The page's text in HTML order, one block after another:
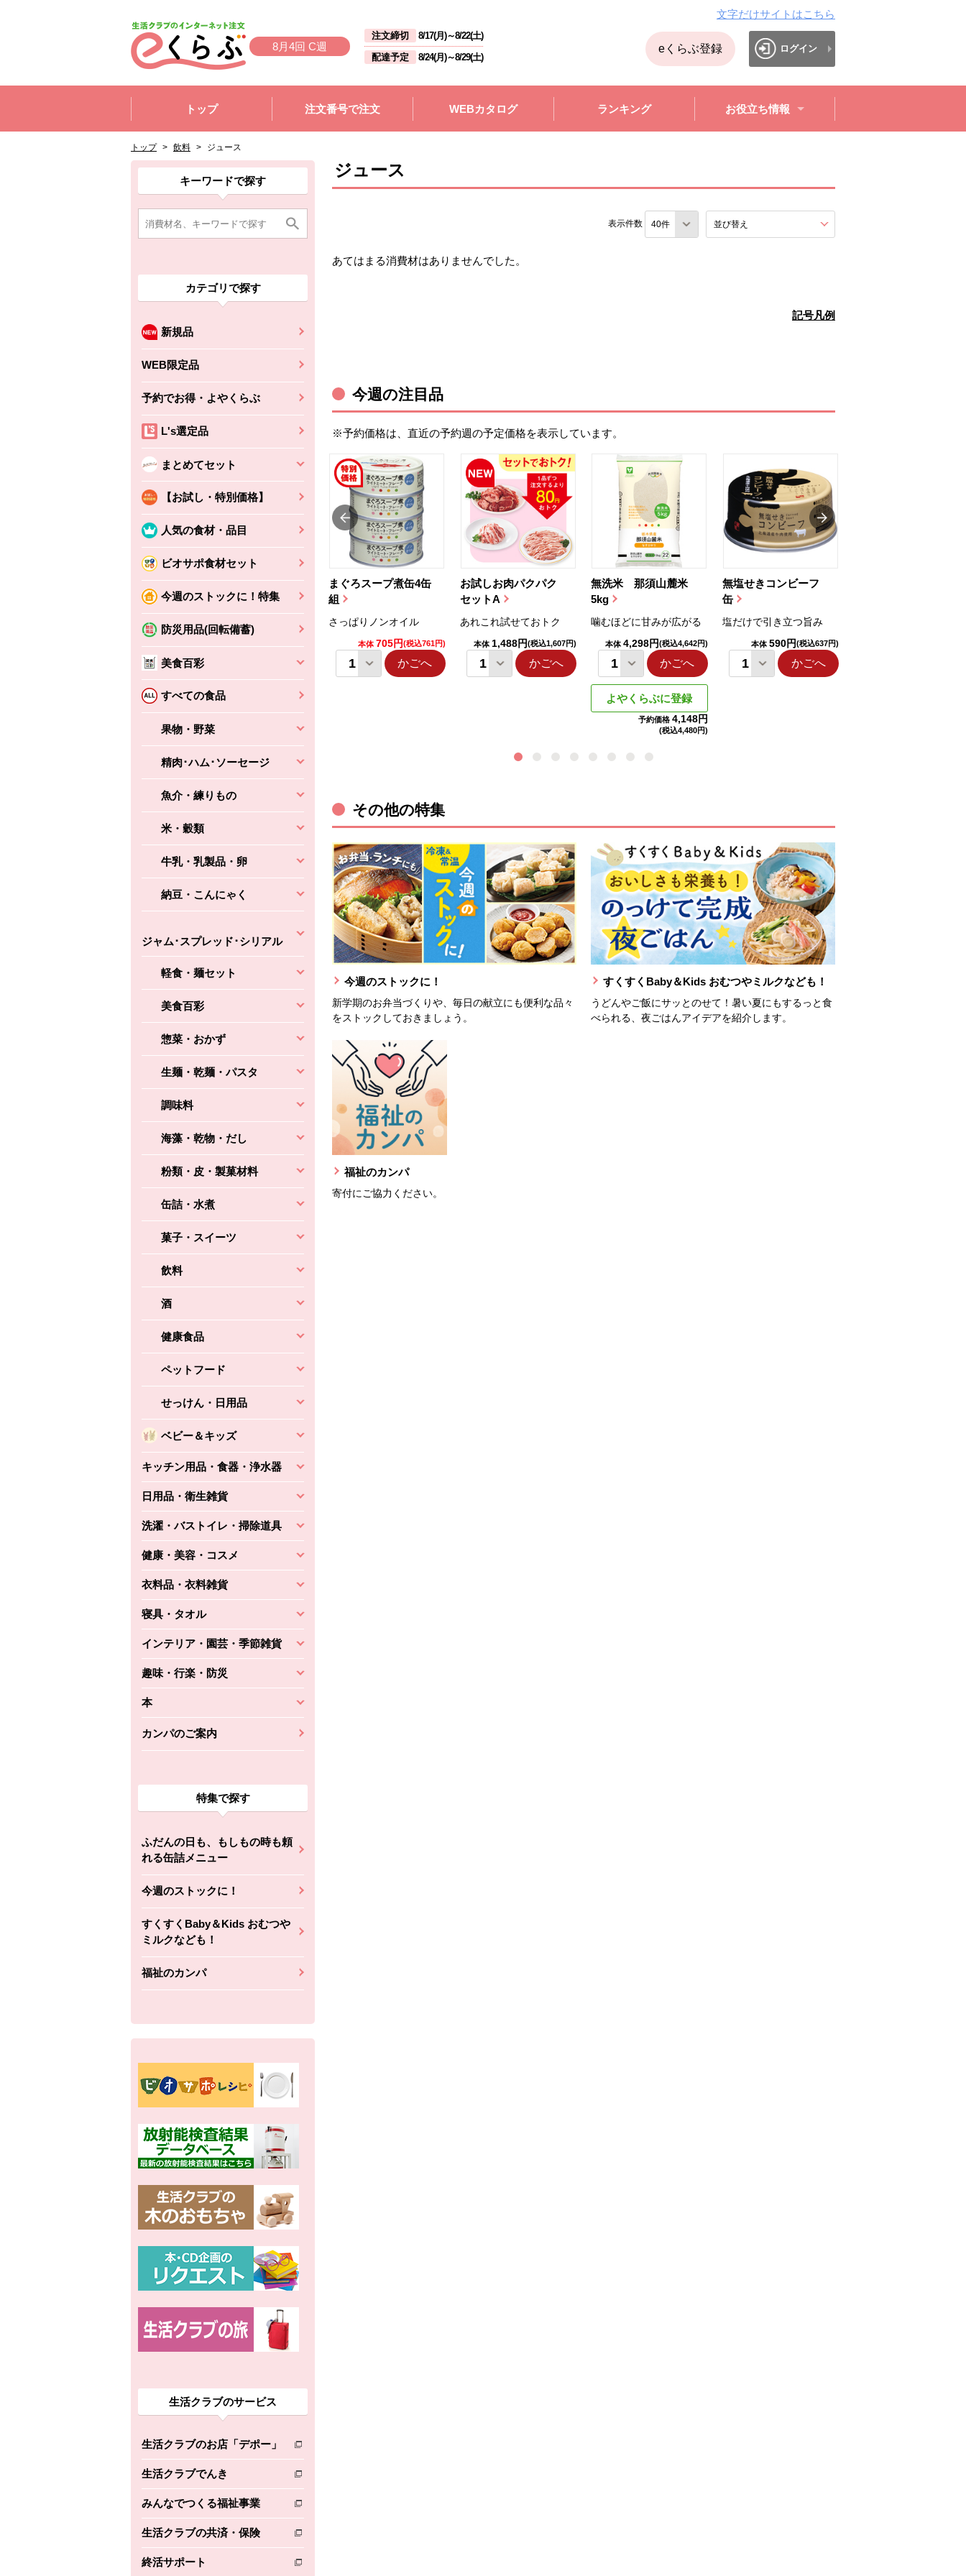
8月4回 C週
注文締切 8/17(月)～8/22(土)
配達予定
8/24(月)～8/29(土)
文字だけサイトはこちら
eくらぶ登録 ログイン
トップ
注文番号で注文 WEBカタログ ランキング お役立ち情報
トップ > 飲料 > ジュース
ここから消費材検索メニューです。
キーワードで探す
カテゴリで探す
新規品
WEB限定品
予約でお得・よやくらぶ
L's選定品
まとめてセット
【お試し・特別価格】
人気の食材・品目
ビオサポ食材セット
今週のストックに！特集
防災用品(回転備蓄)
美食百彩
すべての食品
果物・野菜
精肉･ハム･ソーセージ
魚介・練りもの
米・穀類
牛乳・乳製品・卵
納豆・こんにゃく
ジャム･スプレッド･シリアル
軽食・麺セット
美食百彩
惣菜・おかず
生麺・乾麺・パスタ
調味料
海藻・乾物・だし
粉類・皮・製菓材料
缶詰・水煮
菓子・スイーツ
飲料
酒
健康食品
ペットフード
せっけん・日用品
ベビー＆キッズ
キッチン用品・食器・浄水器
日用品・衛生雑貨
洗濯・バストイレ・掃除道具
健康・美容・コスメ
衣料品・衣料雑貨
寝具・タオル
インテリア・園芸・季節雑貨
趣味・行楽・防災
本
カンパのご案内
特集で探す
ふだんの日も、もしもの時も頼
れる缶詰メニュー
今週のストックに！
すくすくBaby＆Kids おむつや
ミルクなども！
福祉のカンパ
消費材検索メニューここまで。
ここから本文です。
ここから組合員向けメニューです。
生活クラブのサービス
生活クラブのお店「デポー」
別のウィンドウで開きます。
生活クラブでんき
別のウィンドウで開きます。
みんなでつくる福祉事業
別のウィンドウで開きます。
生活クラブの共済・保険
別のウィンドウで開きます。
終活サポート
別のウィンドウで開きます。
組合員向けメニューここまで。
ここから本文です。 ジュース
表示件数 並び替え
あてはまる消費材はありませんでした。
記号凡例
今週の注目品
※予約価格は、直近の予約週の予定価格を表示しています。
まぐろスープ煮缶4缶
組
さっぱりノンオイル
本体 705円(税込761円)
かごへ
お試しお肉パクパク
セットA
あれこれ試せておトク
本体 1,488円(税込1,607円)
かごへ
無洗米 那須山麓米
5kg
噛むほどに甘みが広がる
本体 4,298円(税込4,642円)
かごへ
よやくらぶに登録
予約価格 4,148円
(税込4,480円)
無塩せきコンビーフ
缶
塩だけで引き立つ旨み
本体 590円(税込637円)
かごへ
ちょこっと揚げ（香
えびの風味がぶわっ！
かごへ
バルサミコ
本体2,160円 (税込2,333円)
かごへ
その他の特集
今週のストックに！
新学期のお弁当づくりや、毎日の献立にも便利な品々
をストックしておきましょう。
すくすくBaby＆Kids おむつやミルクなども！
うどんやご飯にサッとのせて！暑い夏にもするっと食
べられる、夜ごはんアイデアを紹介します。
福祉のカンパ
寄付にご協力ください。